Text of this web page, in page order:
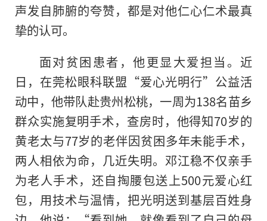
声发自肺腑的夸赞，都是对他仁心仁术最真
挚的认可。
面对贫困患者，他更显大爱担当。近
日，在莞松眼科联盟“爱心光明行”公益活
动中，他带队赴贵州松桃，一周为138名苗乡
群众实施复明手术，查房时，他得知70岁的
黄老太与77岁的老伴因贫困多年未能手术，
两人相依为命，几近失明。邓江稳不仅亲手
为老人手术，还自掏腰包送上500元爱心红
包，用技术与温情，把光明送到基层百姓身